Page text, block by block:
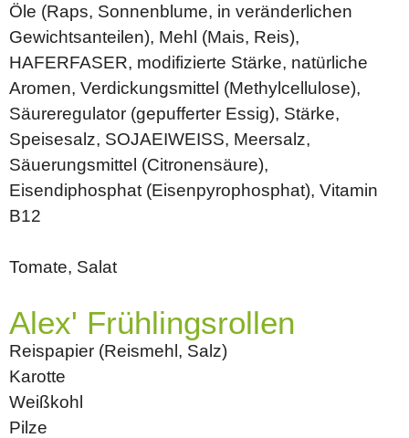
Öle (Raps, Sonnenblume, in veränderlichen
Gewichtsanteilen), Mehl (Mais, Reis),
HAFERFASER, modifizierte Stärke, natürliche
Aromen, Verdickungsmittel (Methylcellulose),
Säureregulator (gepufferter Essig), Stärke,
Speisesalz, SOJAEIWEISS, Meersalz,
Säuerungsmittel (Citronensäure),
Eisendiphosphat (Eisenpyrophosphat), Vitamin
B12
Tomate, Salat
Alex' Frühlingsrollen
Reispapier (Reismehl, Salz)
Karotte
Weißkohl
Pilze